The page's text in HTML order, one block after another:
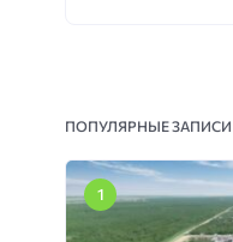
ПОПУЛЯРНЫЕ ЗАПИСИ